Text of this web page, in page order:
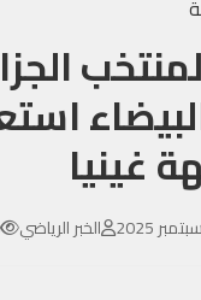
غينيا
الخبر الرياضي